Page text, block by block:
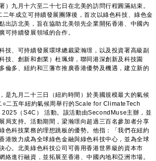
九月十六至二十七日在北美的訪問行程圓滿結束。
二年成立可持續發展團隊後，首次以綠色科技、綠色金
出訪北美，旨在協助北美領先企業開拓香港、中國內
可持續發展領域的合作。
、可持續發展環球總裁梁瀚璟，以及投資署高級副
技、創新和創業）杜珮煒，聯同港深創新及科技園
倫多、紐約和三藩市推廣香港優勢及機遇，建立新的
九月二十三日（紐約時間）於美國規模最大的氣候
二五年紐約氣候周舉行的Scale for ClimateTech
（S4C） 活動。該活動由SecondMuse主辦，並
局支持。活動期間，梁瀚璟向超過三百名參加者分享
色科技業務的理想跳板的優勢。他指：「我們在紐約
港致力成為全球綠色金融與綠色科技中心，並為全球
心。北美綠色科技公司可善用香港世界級的資本市
絡進行融資，並拓展至香港、中國內地和亞洲市場。